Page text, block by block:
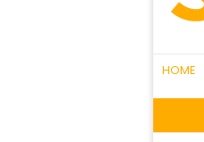
HOME